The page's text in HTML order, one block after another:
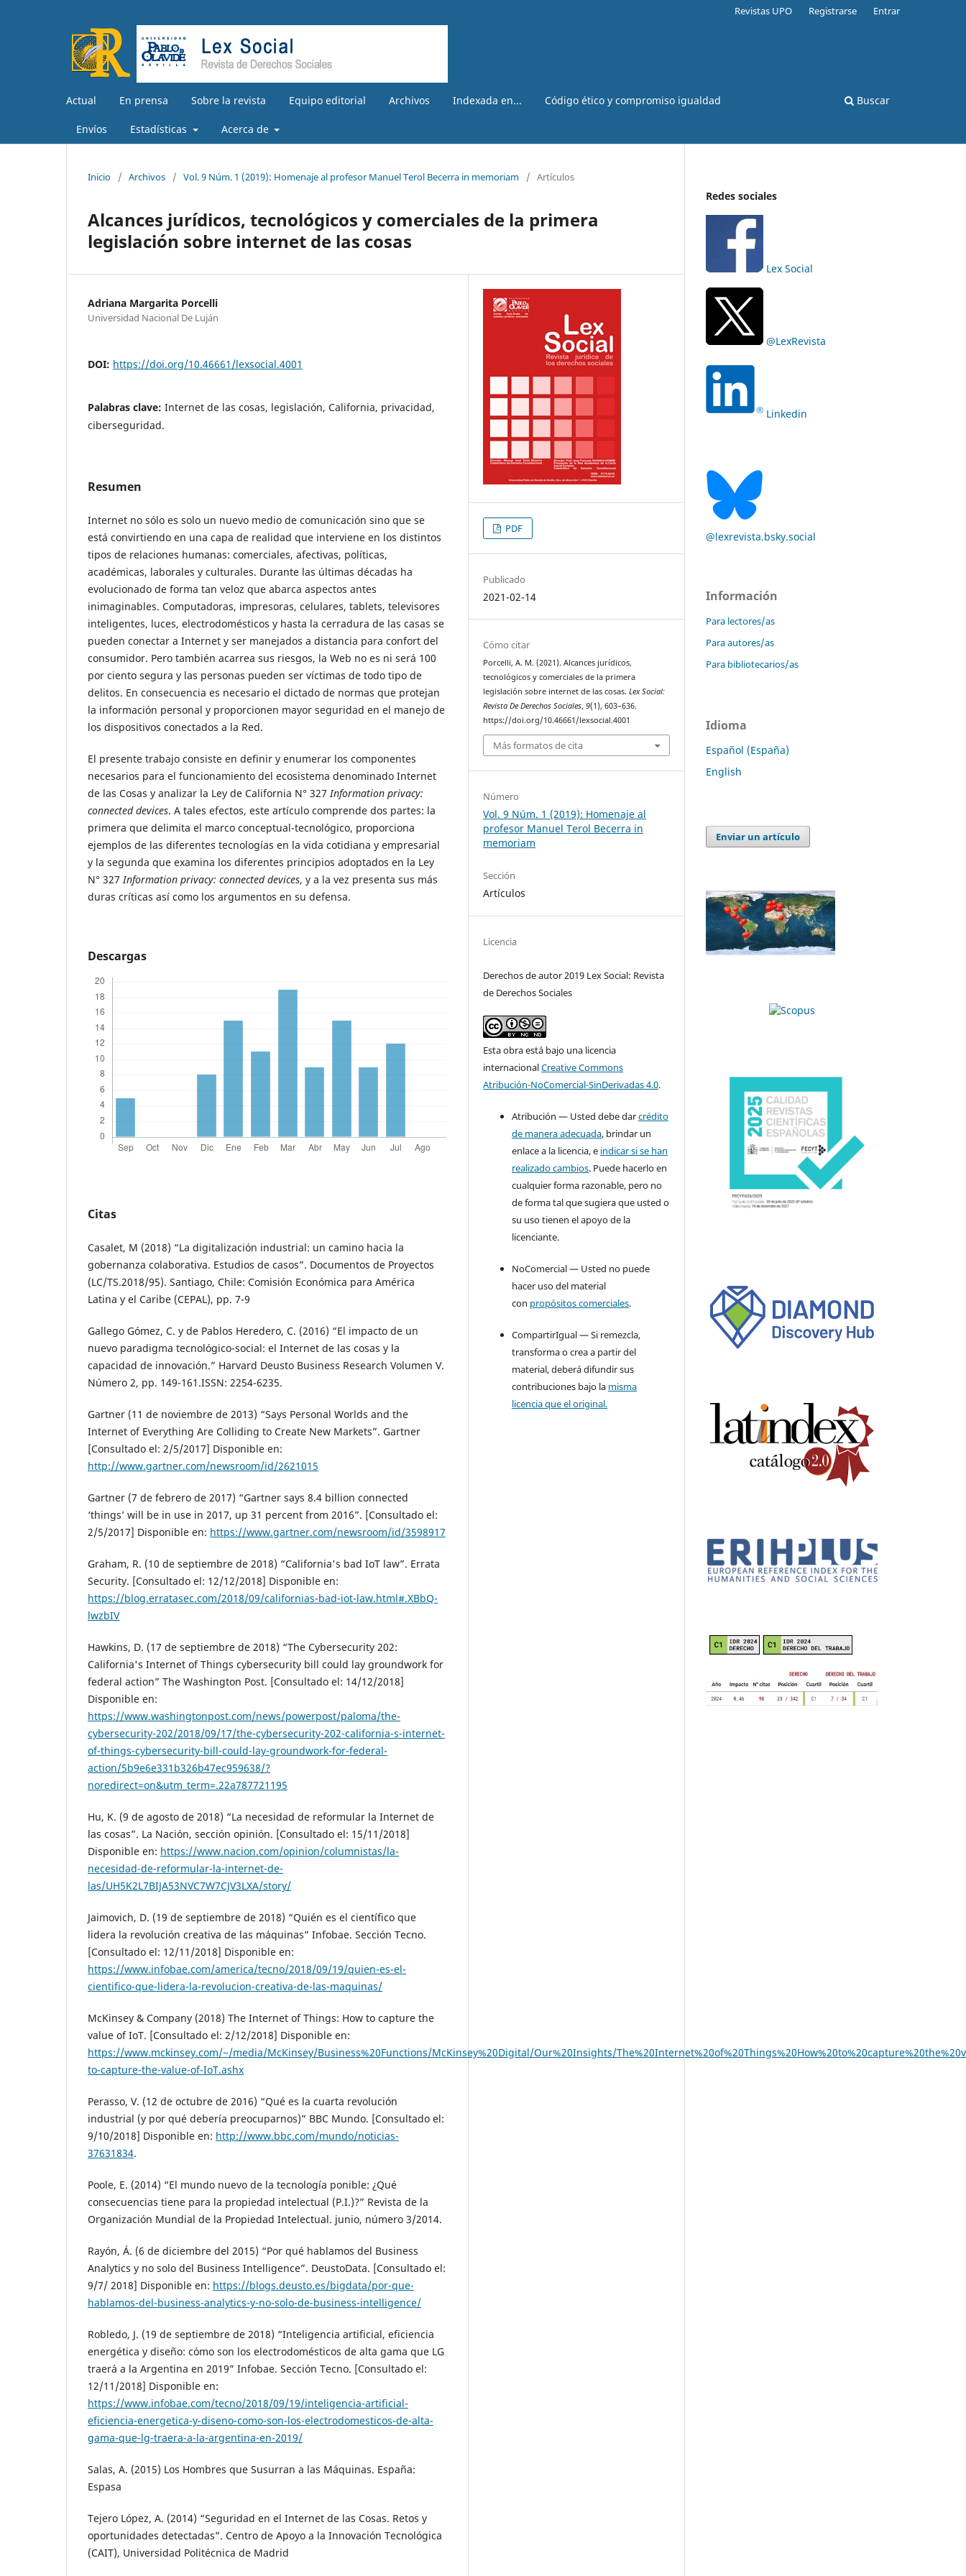
Actual En prensa Sobre la revista Equipo editorial Archivos Indexada en... Código ético y compromiso igualdad
Envíos Estadísticas Acerca de
Buscar
Revistas UPO Registrarse Entrar
Inicio / Archivos / Vol. 9 Núm. 1 (2019): Homenaje al profesor Manuel Terol Becerra in memoriam / Artículos
Alcances jurídicos, tecnológicos y comerciales de la primera
legislación sobre internet de las cosas
Adriana Margarita Porcelli
Universidad Nacional De Luján
DOI: https://doi.org/10.46661/lexsocial.4001
Palabras clave: Internet de las cosas, legislación, California, privacidad,
ciberseguridad.
Resumen
Internet no sólo es solo un nuevo medio de comunicación sino que se
está convirtiendo en una capa de realidad que interviene en los distintos
tipos de relaciones humanas: comerciales, afectivas, políticas,
académicas, laborales y culturales. Durante las últimas décadas ha
evolucionado de forma tan veloz que abarca aspectos antes
inimaginables. Computadoras, impresoras, celulares, tablets, televisores
inteligentes, luces, electrodomésticos y hasta la cerradura de las casas se
pueden conectar a Internet y ser manejados a distancia para confort del
consumidor. Pero también acarrea sus riesgos, la Web no es ni será 100
por ciento segura y las personas pueden ser víctimas de todo tipo de
delitos. En consecuencia es necesario el dictado de normas que protejan
la información personal y proporcionen mayor seguridad en el manejo de
los dispositivos conectados a la Red.
El presente trabajo consiste en definir y enumerar los componentes
necesarios para el funcionamiento del ecosistema denominado Internet
de las Cosas y analizar la Ley de California N° 327 Information privacy:
connected devices. A tales efectos, este artículo comprende dos partes: la
primera que delimita el marco conceptual-tecnológico, proporciona
ejemplos de las diferentes tecnologías en la vida cotidiana y empresarial
y la segunda que examina los diferentes principios adoptados en la Ley
N° 327 Information privacy: connected devices, y a la vez presenta sus más
duras críticas así como los argumentos en su defensa.
Descargas
Citas
Casalet, M (2018) “La digitalización industrial: un camino hacia la
gobernanza colaborativa. Estudios de casos”. Documentos de Proyectos
(LC/TS.2018/95). Santiago, Chile: Comisión Económica para América
Latina y el Caribe (CEPAL), pp. 7-9
Gallego Gómez, C. y de Pablos Heredero, C. (2016) “El impacto de un
nuevo paradigma tecnológico-social: el Internet de las cosas y la
capacidad de innovación.” Harvard Deusto Business Research Volumen V.
Número 2, pp. 149-161.ISSN: 2254-6235.
Gartner (11 de noviembre de 2013) “Says Personal Worlds and the
Internet of Everything Are Colliding to Create New Markets”. Gartner
[Consultado el: 2/5/2017] Disponible en:
http://www.gartner.com/newsroom/id/2621015
Gartner (7 de febrero de 2017) “Gartner says 8.4 billion connected
‘things’ will be in use in 2017, up 31 percent from 2016”. [Consultado el:
2/5/2017] Disponible en: https://www.gartner.com/newsroom/id/3598917
Graham, R. (10 de septiembre de 2018) “California's bad IoT law”. Errata
Security. [Consultado el: 12/12/2018] Disponible en:
https://blog.erratasec.com/2018/09/californias-bad-iot-law.html#.XBbQ-
lwzbIV
Hawkins, D. (17 de septiembre de 2018) “The Cybersecurity 202:
California's Internet of Things cybersecurity bill could lay groundwork for
federal action” The Washington Post. [Consultado el: 14/12/2018]
Disponible en:
https://www.washingtonpost.com/news/powerpost/paloma/the-
cybersecurity-202/2018/09/17/the-cybersecurity-202-california-s-internet-
of-things-cybersecurity-bill-could-lay-groundwork-for-federal-
action/5b9e6e331b326b47ec959638/?
noredirect=on&utm_term=.22a787721195
Hu, K. (9 de agosto de 2018) “La necesidad de reformular la Internet de
las cosas”. La Nación, sección opinión. [Consultado el: 15/11/2018]
Disponible en: https://www.nacion.com/opinion/columnistas/la-
necesidad-de-reformular-la-internet-de-
las/UH5K2L7BIJA53NVC7W7CJV3LXA/story/
Jaimovich, D. (19 de septiembre de 2018) “Quién es el científico que
lidera la revolución creativa de las máquinas” Infobae. Sección Tecno.
[Consultado el: 12/11/2018] Disponible en:
https://www.infobae.com/america/tecno/2018/09/19/quien-es-el-
cientifico-que-lidera-la-revolucion-creativa-de-las-maquinas/
McKinsey & Company (2018) The Internet of Things: How to capture the
value of IoT. [Consultado el: 2/12/2018] Disponible en:
https://www.mckinsey.com/~/media/McKinsey/Business%20Functions/McKinsey%20Digital/Our%20Insights/
to-capture-the-value-of-IoT.ashx
Perasso, V. (12 de octubre de 2016) “Qué es la cuarta revolución
industrial (y por qué debería preocuparnos)” BBC Mundo. [Consultado el:
9/10/2018] Disponible en: http://www.bbc.com/mundo/noticias-
37631834.
Poole, E. (2014) “El mundo nuevo de la tecnología ponible: ¿Qué
consecuencias tiene para la propiedad intelectual (P.I.)?” Revista de la
Organización Mundial de la Propiedad Intelectual. junio, número 3/2014.
Rayón, Á. (6 de diciembre del 2015) “Por qué hablamos del Business
Analytics y no solo del Business Intelligence”. DeustoData. [Consultado el:
9/7/ 2018] Disponible en: https://blogs.deusto.es/bigdata/por-que-
hablamos-del-business-analytics-y-no-solo-de-business-intelligence/
Robledo, J. (19 de septiembre de 2018) “Inteligencia artificial, eficiencia
energética y diseño: cómo son los electrodomésticos de alta gama que LG
traerá a la Argentina en 2019” Infobae. Sección Tecno. [Consultado el:
12/11/2018] Disponible en:
https://www.infobae.com/tecno/2018/09/19/inteligencia-artificial-
eficiencia-energetica-y-diseno-como-son-los-electrodomesticos-de-alta-
gama-que-lg-traera-a-la-argentina-en-2019/
Salas, A. (2015) Los Hombres que Susurran a las Máquinas. España:
Espasa
Tejero López, A. (2014) “Seguridad en el Internet de las Cosas. Retos y
oportunidades detectadas”. Centro de Apoyo a la Innovación Tecnológica
(CAIT), Universidad Politécnica de Madrid
PDF
Publicado
2021-02-14
Cómo citar
Porcelli, A. M. (2021). Alcances jurídicos,
tecnológicos y comerciales de la primera
legislación sobre internet de las cosas.Lex Social:
Revista De Derechos Sociales,9(1), 603–636.
https://doi.org/10.46661/lexsocial.4001
Más formatos de cita
Número
Vol. 9 Núm. 1 (2019): Homenaje al
profesor Manuel Terol Becerra in
memoriam
Sección
Artículos
Licencia
Derechos de autor 2019 Lex Social: Revista
de Derechos Sociales
Esta obra está bajo una licencia
internacionalCreative Commons
Atribución-NoComercial-SinDerivadas 4.0.
Atribución — Usted debe darcrédito
de manera adecuada, brindar un
enlace a la licencia, e indicar si se han
realizado cambios. Puede hacerlo en
cualquier forma razonable, pero no
de forma tal que sugiera que usted o
su uso tienen el apoyo de la
licenciante.
NoComercial — Usted no puede
hacer uso del material
con propósitos comerciales.
CompartirIgual — Si remezcla,
transforma o crea a partir del
material, deberá difundir sus
contribuciones bajo la misma
licencia que el original.
Redes sociales
Lex Social
@LexRevista
Linkedin
@lexrevista.bsky.social
Información
Para lectores/as
Para autores/as
Para bibliotecarios/as
Idioma
Español (España)
English
Enviar un artículo